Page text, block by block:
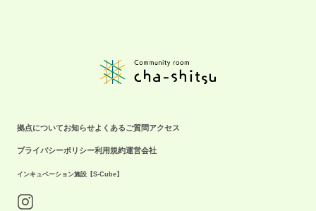
拠点についてお知らせよくあるご質問アクセス
プライバシーポリシー利用規約運営会社
インキュベーション施設【S-Cube】